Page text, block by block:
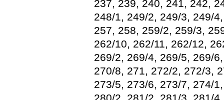
237, 239, 240, 241, 242,
248/1, 249/2, 249/3, 249/
257, 258, 259/2, 259/3,
262/10, 262/11, 262/12,
269/2, 269/4, 269/5, 269/
270/8, 271, 272/2, 272/3,
273/5, 273/6, 273/7, 274/